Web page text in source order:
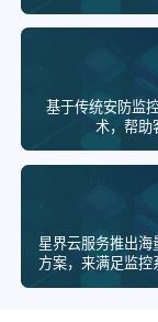
基于传统安防监
术，帮助
星界云服务推出
方案，来满足监